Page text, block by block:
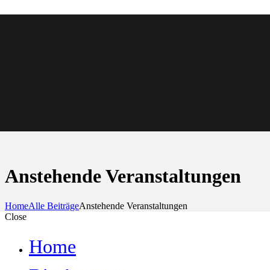
Anstehende Veranstaltungen
HomeAlle BeiträgeAnstehende Veranstaltungen
Close
Home